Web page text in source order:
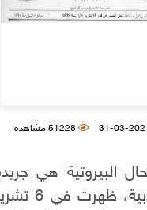
51228 مشاهدة
البيروتية هي
تجارية علمية